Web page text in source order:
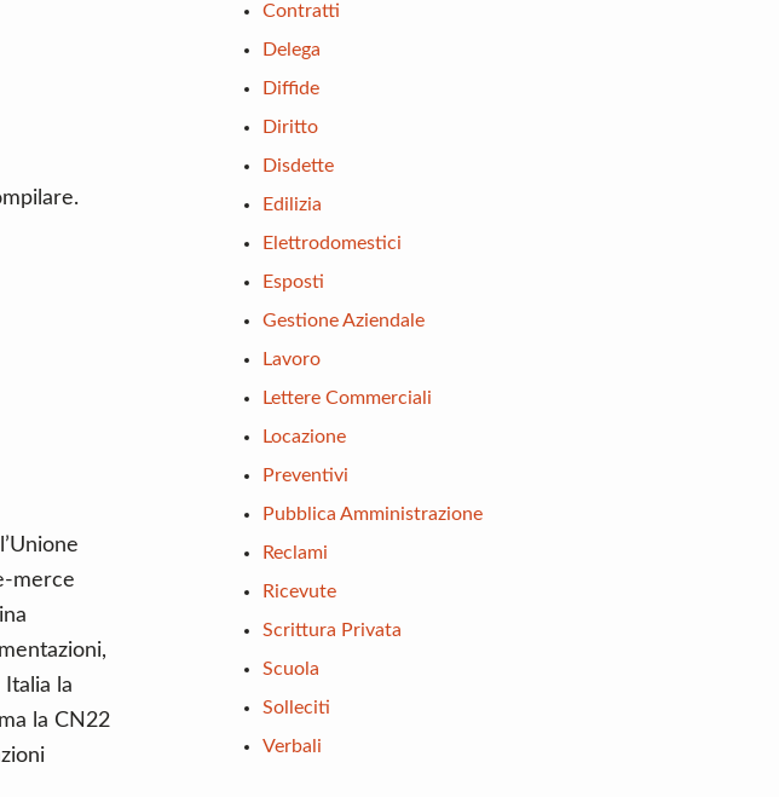
merce
la
la CN22
Contratti
Delega
Diffide
Diritto
Disdette
Edilizia
Elettrodomestici
Esposti
Gestione Aziendale
Lavoro
Lettere Commerciali
Locazione
Preventivi
Pubblica Amministrazione
Reclami
Ricevute
Scrittura Privata
Scuola
Solleciti
Verbali